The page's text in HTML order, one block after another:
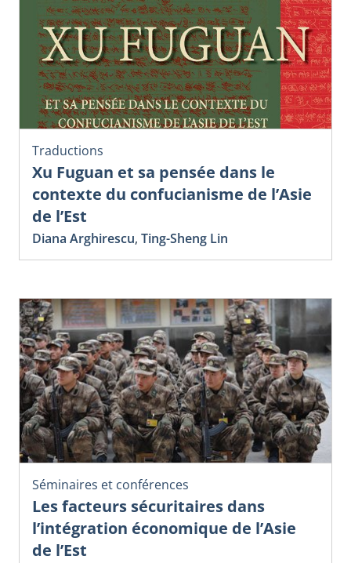
Traductions
Xu Fuguan et sa pensée dans le
contexte du confucianisme de l’Asie
de l’Est
Diana Arghirescu, Ting-Sheng Lin
Séminaires et conférences
Les facteurs sécuritaires dans
l’intégration économique de l’Asie
de l’Est